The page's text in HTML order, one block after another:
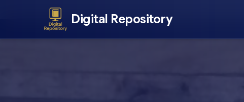
Digital Repository